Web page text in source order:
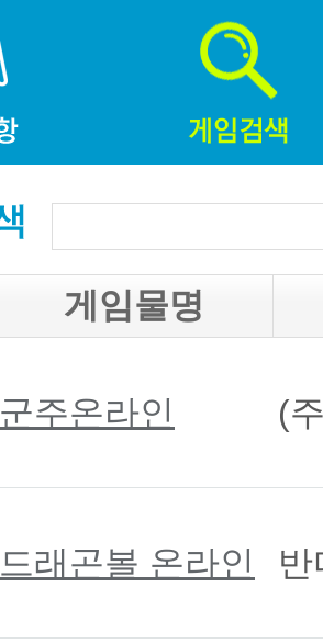
게임물명
군주온라인 (
드래곤볼 온라인